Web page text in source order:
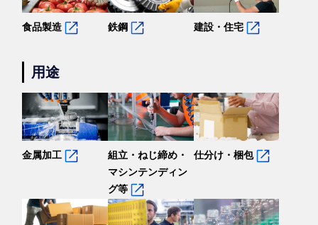
食品製造 鉄鋼 建設・住宅
用途
金属加工
組立・ねじ締め・
マシンテンディン
グ等
仕分け・梱包